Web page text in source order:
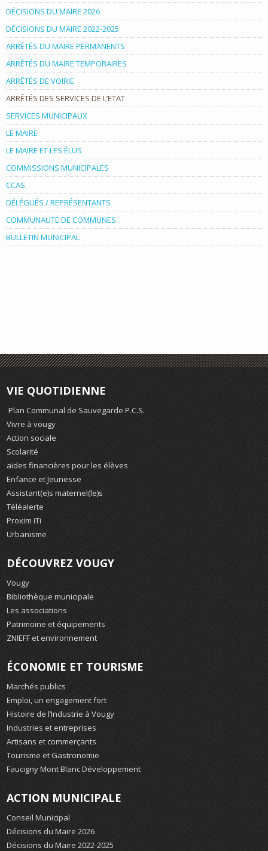
DÉCISIONS DU MAIRE 2026
DÉCISIONS DU MAIRE 2022-2025
ARRÊTÉS DU MAIRE PERMANENTS
ARRÊTÉS DU MAIRE TEMPORAIRES
ARRÊTÉS DE VOIRIE
ARRÊTÉS DES SERVICES DE L’ETAT
SERVICES MUNICIPAUX
LE MAIRE
LE MAIRE ET LES ÉLUS
COMMISSIONS MUNICIPALES
CCAS
DÉLÉGUÉS / REPRÉSENTANTS
COMMUNAUTÉ DE COMMUNES
BULLETIN MUNICIPAL
VIE QUOTIDIENNE
Plan Communal de Sauvegarde P.C.S.
Vivre à vougy
Action sociale
Scolarité
aides financières pour les élèves
Enfance et Jeunesse
Assistant(e)s maternel(le)s
Téléalerte
Proxim iTi
Urbanisme
DÉCOUVREZ VOUGY
Vougy
Bibliothèque municipale
Les associations
Patrimoine et équipements
ZNIEFF et environnement
ÉCONOMIE ET TOURISME
Marchés publics
Emploi, un engagement fort
Histoire de l’Industrie à Vougy
Industries et entreprises
Artisans et commerçants
Tourisme et Gastronomie
Faucigny Mont Blanc Développement
ACTION MUNICIPALE
Conseil Municipal
Décisions du Maire 2026
Décisions du Maire 2022-2025